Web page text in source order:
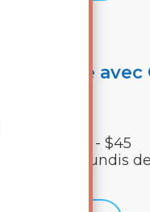
Viactive avec
Tous les lundis
Membres - $45